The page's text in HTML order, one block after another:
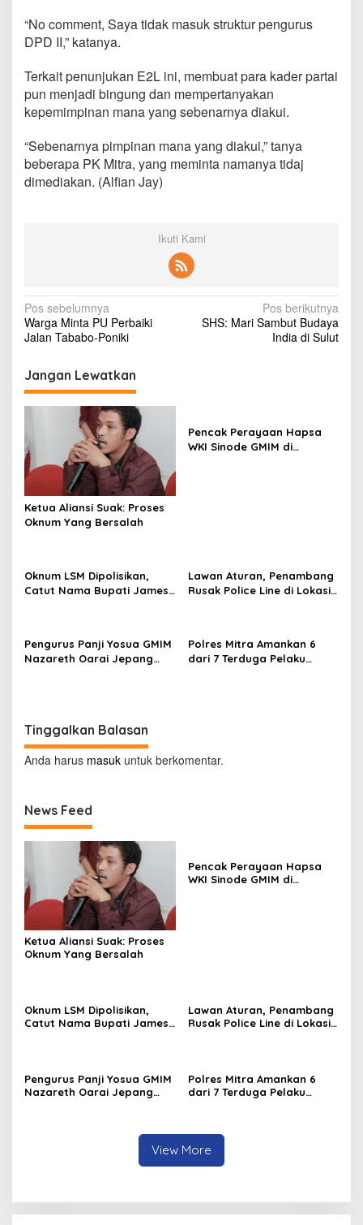
“No comment, Saya tidak masuk struktur pengurus
DPD II,” katanya.
Terkait penunjukan E2L ini, membuat para kader partai
pun menjadi bingung dan mempertanyakan
kepemimpinan mana yang sebenarnya diakui.
“Sebenarnya pimpinan mana yang diakui,” tanya
beberapa PK Mitra, yang meminta namanya tidaj
dimediakan. (Alfian Jay)
Ikuti Kami
N
a
i
g
s
i
p
o
Pos sebelumnya
Warga Minta PU Perbaiki
Jalan Tababo-Poniki
Pos berikutnya
SHS: Mari Sambut Budaya
India di Sulut
Jangan Lewatkan
Ketua Aliansi Suak: Proses
Oknum Yang Bersalah
Pencak Perayaan Hapsa
WKI Sinode GMIM di
Oknum LSM Dipolisikan,
Catut Nama Bupati James
Lawan Aturan, Penambang
Rusak Police Line di Lokasi
Pengurus Panji Yosua GMIM
Nazareth Oarai Jepang
Polres Mitra Amankan 6
dari 7 Terduga Pelaku
Tinggalkan Balasan
Anda harus masuk untuk berkomentar.
News Feed
Ketua Aliansi Suak: Proses
Oknum Yang Bersalah
Pencak Perayaan Hapsa
WKI Sinode GMIM di
Oknum LSM Dipolisikan,
Catut Nama Bupati James
Lawan Aturan, Penambang
Rusak Police Line di Lokasi
Pengurus Panji Yosua GMIM
Nazareth Oarai Jepang
Polres Mitra Amankan 6
dari 7 Terduga Pelaku
Watuliney
View More